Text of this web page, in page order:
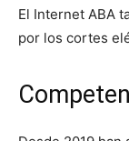
El Internet ABA
por los cortes